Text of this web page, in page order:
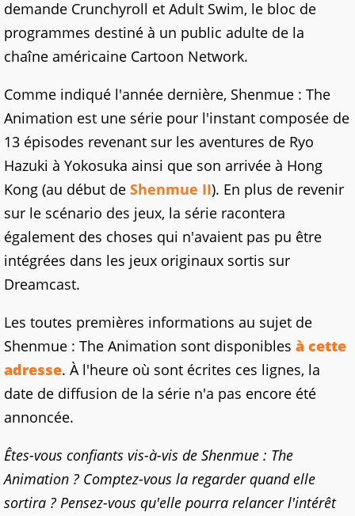
demande Crunchyroll et Adult Swim, le bloc de
programmes destiné à un public adulte de la
chaîne américaine Cartoon Network.
Comme indiqué l'année dernière, Shenmue : The
Animation est une série pour l'instant composée de
13 épisodes revenant sur les aventures de Ryo
Hazuki à Yokosuka ainsi que son arrivée à Hong
Kong (au début de Shenmue II). En plus de revenir
sur le scénario des jeux, la série racontera
également des choses qui n'avaient pas pu être
intégrées dans les jeux originaux sortis sur
Dreamcast.
Les toutes premières informations au sujet de
Shenmue : The Animation sont disponibles à cette
adresse. À l'heure où sont écrites ces lignes, la
date de diffusion de la série n'a pas encore été
annoncée.
Êtes-vous confiants vis-à-vis de Shenmue : The
Animation ? Comptez-vous la regarder quand elle
sortira ? Pensez-vous qu'elle pourra relancer l'intérêt